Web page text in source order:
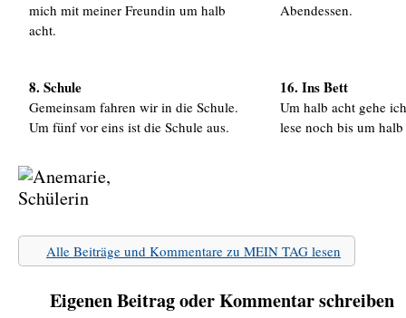
mich mit meiner Freundin um halb
acht.
Abendessen.
8. Schule
Gemeinsam fahren wir in die Schule.
Um fünf vor eins ist die Schule aus.
16. Ins Bett
Um halb acht gehe
lese noch bis um
Alle Beiträge und Kommentare zu MEIN TAG lesen
Eigenen Beitrag oder Kommentar schreiben